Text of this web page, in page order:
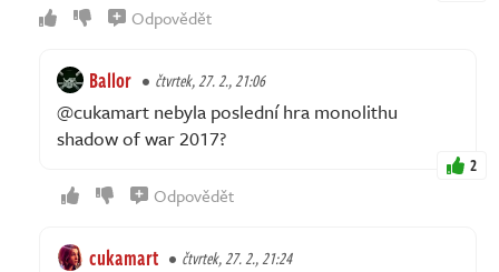
Odpovědět
Ballor čtvrtek, 27. 2., 21:06
@cukamart nebyla poslední hra monolithu
shadow of war 2017?
2
Odpovědět
cukamart čtvrtek, 27. 2., 21:24